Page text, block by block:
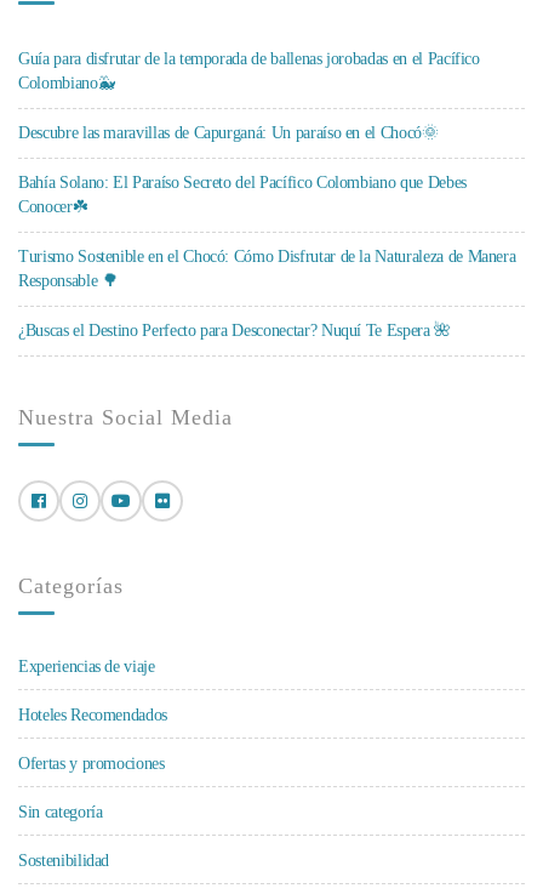
Guía para disfrutar de la temporada de ballenas jorobadas en el Pacífico
Colombiano🐳
Descubre las maravillas de Capurganá: Un paraíso en el Chocó🌞
Bahía Solano: El Paraíso Secreto del Pacífico Colombiano que Debes
Conocer☘️
Turismo Sostenible en el Chocó: Cómo Disfrutar de la Naturaleza de Manera
Responsable 🌳
¿Buscas el Destino Perfecto para Desconectar? Nuquí Te Espera 🌺
Nuestra Social Media
Categorías
Experiencias de viaje
Hoteles Recomendados
Ofertas y promociones
Sin categoría
Sostenibilidad